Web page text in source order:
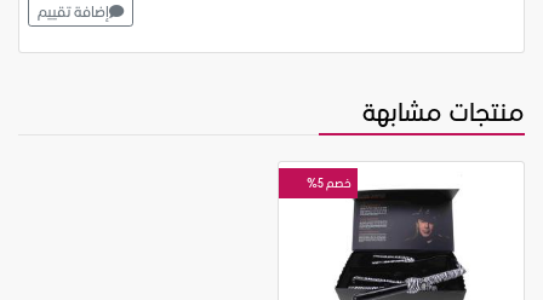
إضافة تقييم
منتجات مشابهة
خصم 5%